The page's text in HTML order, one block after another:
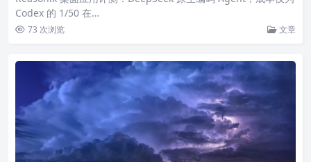
Codex 的 1/50 在…
73 次浏览 文章